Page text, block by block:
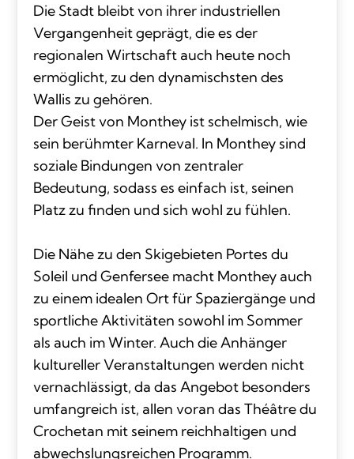
Die Stadt bleibt von ihrer industriellen
Vergangenheit geprägt, die es der
regionalen Wirtschaft auch heute noch
ermöglicht, zu den dynamischsten des
Wallis zu gehören.
Der Geist von Monthey ist schelmisch, wie
sein berühmter Karneval. In Monthey sind
soziale Bindungen von zentraler
Bedeutung, sodass es einfach ist, seinen
Platz zu finden und sich wohl zu fühlen.
Die Nähe zu den Skigebieten Portes du
Soleil und Genfersee macht Monthey auch
zu einem idealen Ort für Spaziergänge und
sportliche Aktivitäten sowohl im Sommer
als auch im Winter. Auch die Anhänger
kultureller Veranstaltungen werden nicht
vernachlässigt, da das Angebot besonders
umfangreich ist, allen voran das Théâtre du
Crochetan mit seinem reichhaltigen und
abwechslungsreichen Programm.